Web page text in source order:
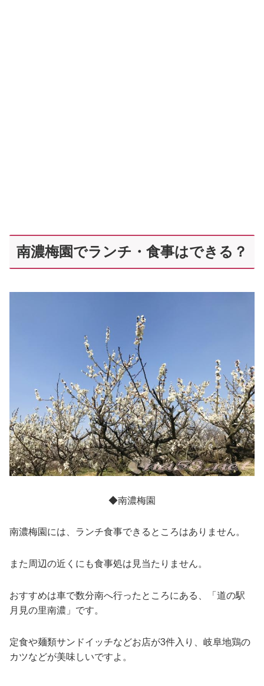
南濃梅園でランチ・食事はできる？
◆南濃梅園
南濃梅園には、ランチ食事できるところはありません。
また周辺の近くにも食事処は見当たりません。
おすすめは車で数分南へ行ったところにある、「道の駅
月見の里南濃」です。
定食や麺類サンドイッチなどお店が3件入り、岐阜地鶏の
カツなどが美味しいですよ。